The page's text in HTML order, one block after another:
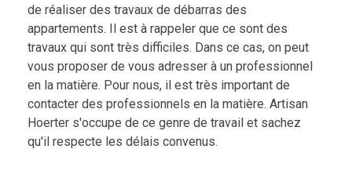
de réaliser des travaux de débarras des
appartements. Il est à rappeler que ce sont des
travaux qui sont très difficiles. Dans ce cas, on peut
vous proposer de vous adresser à un professionnel
en la matière. Pour nous, il est très important de
contacter des professionnels en la matière. Artisan
Hoerter s'occupe de ce genre de travail et sachez
qu'il respecte les délais convenus.